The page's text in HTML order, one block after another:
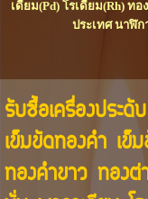
เดียม(Pd) โรเดียม(Rh) ท
ประเทศ นาฬิ
รับซื้อเครื่องประ
เข็มขัดทองคำ เข็
ทองคำขาว ทองต่